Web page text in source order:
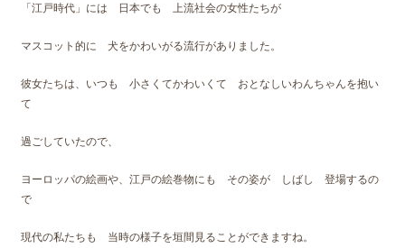
「江戸時代」には 日本でも 上流社会の女性たちが
マスコット的に 犬をかわいがる流行がありました。
彼女たちは、いつも 小さくてかわいくて おとなしいわんちゃんを抱い
て
過ごしていたので、
ヨーロッパの絵画や、江戸の絵巻物にも その姿が しばし 登場するの
で
現代の私たちも 当時の様子を垣間見ることができますね。